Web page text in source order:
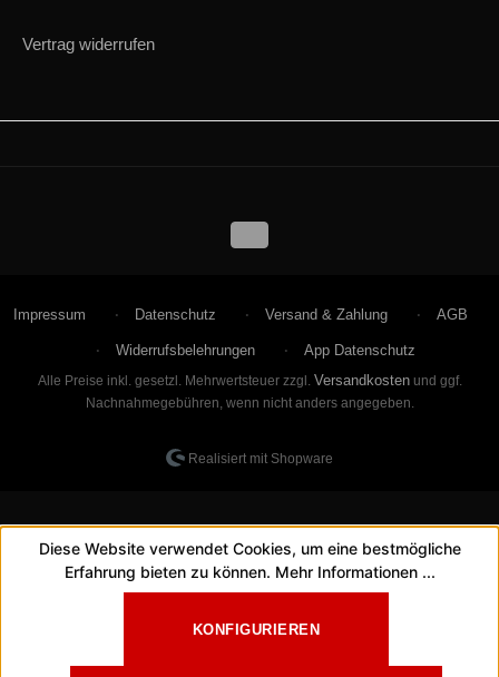
Vertrag widerrufen
Impressum Datenschutz Versand & Zahlung AGB
Widerrufsbelehrungen App Datenschutz
Alle Preise inkl. gesetzl. Mehrwertsteuer zzgl. Versandkostenund ggf.
Nachnahmegebühren, wenn nicht anders angegeben.
Realisiert mit Shopware
Diese Website verwendet Cookies, um eine bestmögliche
Erfahrung bieten zu können. Mehr Informationen ...
KONFIGURIEREN